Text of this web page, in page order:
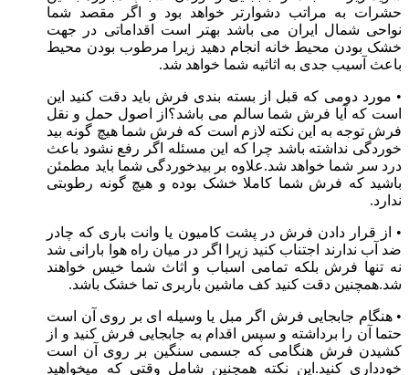
حشرات به مراتب دشوارتر خواهد بود و اگر مقصد شما
نواحی شمال ایران می باشد بهتر است اقداماتی در جهت
خشک بودن محیط خانه انجام دهید زیرا مرطوب بودن محیط
باعث آسیب جدی به اثاثیه شما خواهد شد.
• مورد دومی که قبل از بسته بندی فرش باید دقت کنید این
است که آیا فرش شما سالم می باشد؟از اصول حمل و نقل
فرش توجه به این نکته لازم است که فرش شما هیچ گونه بید
خوردگی نداشته باشد چرا که این مسئله اگر رفع نشود باعث
درد سر شما خواهد شد.علاوه بر بیدخوردگی شما باید مطمئن
باشید که فرش شما کاملا خشک بوده و هیچ گونه رطوبتی
ندارد.
• از قرار دادن فرش در پشت کامیون یا وانت باری که چادر
ضد آب ندارند اجتناب کنید زیرا اگر در میان راه هوا بارانی شد
نه تنها فرش بلکه تمامی اسباب و اثاث شما خیس خواهند
شد.همچنین دقت کنید کف ماشین باربری تما خشک باشد.
• هنگام جابجایی فرش اگر مبل یا وسیله ای بر روی آن است
حتما آن را برداشته و سپس اقدام به جابجایی فرش کنید و از
کشیدن فرش هنگامی که جسمی سنگین بر روی آن است
خودداری کنید.این نکته همچنین شامل وقتی که میخواهید